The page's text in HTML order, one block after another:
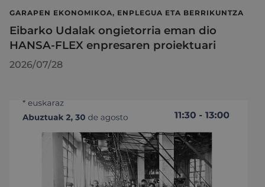
GARAPEN EKONOMIKOA, ENPLEGUA ETA BERRIKUNTZA
Eibarko Udalak ongietorria eman dio
HANSA-FLEX enpresaren proiektuari
2026/07/28